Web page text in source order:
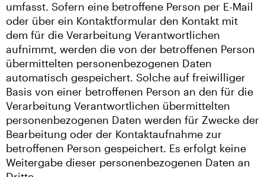
umfasst. Sofern eine betroffene Person per E-Mail
oder über ein Kontaktformular den Kontakt mit
dem für die Verarbeitung Verantwortlichen
aufnimmt, werden die von der betroffenen Person
übermittelten personenbezogenen Daten
automatisch gespeichert. Solche auf freiwilliger
Basis von einer betroffenen Person an den für die
Verarbeitung Verantwortlichen übermittelten
personenbezogenen Daten werden für Zwecke der
Bearbeitung oder der Kontaktaufnahme zur
betroffenen Person gespeichert. Es erfolgt keine
Weitergabe dieser personenbezogenen Daten an